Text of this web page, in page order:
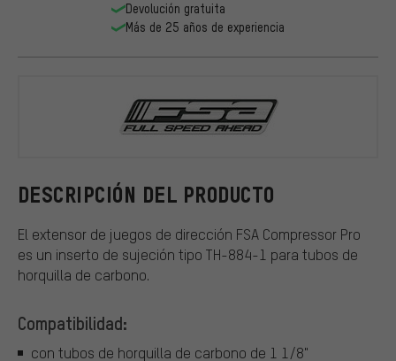
DESCRIPCIÓN DEL PRODUCTO
El extensor de juegos de dirección FSA Compressor Pro
es un inserto de sujeción tipo TH-884-1 para tubos de
horquilla de carbono.
Compatibilidad:
con tubos de horquilla de carbono de 1 1/8"
Devolución gratuita
Más de 25 años de experiencia